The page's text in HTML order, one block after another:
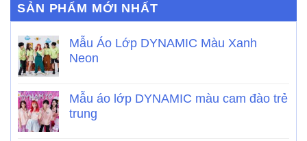
SẢN PHẨM MỚI NHẤT
Mẫu Áo Lớp DYNAMIC Màu Xanh
Neon
Mẫu áo lớp DYNAMIC màu cam đào trẻ
trung